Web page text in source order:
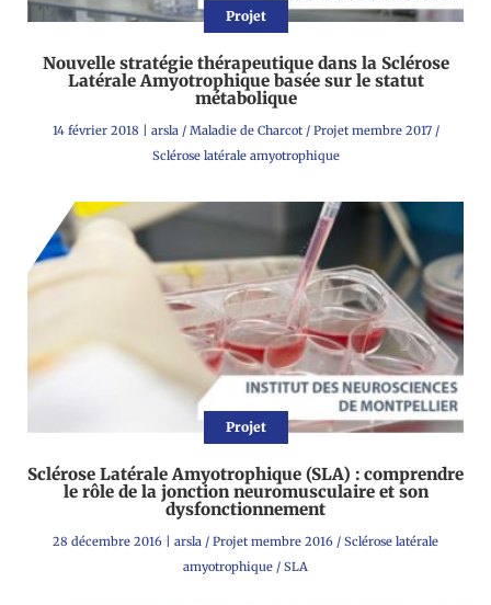
Projet
Nouvelle stratégie thérapeutique dans la Sclérose
Latérale Amyotrophique basée sur le statut
métabolique
14 février 2018 arsla/ Maladie de Charcot/ Projet membre 2017/
Sclérose latérale amyotrophique
Projet
Sclérose Latérale Amyotrophique (SLA) : comprendre
le rôle de la jonction neuromusculaire et son
dysfonctionnement
28 décembre 2016 | arsla / Projet membre 2016 / Sclérose latérale
amyotrophique / SLA